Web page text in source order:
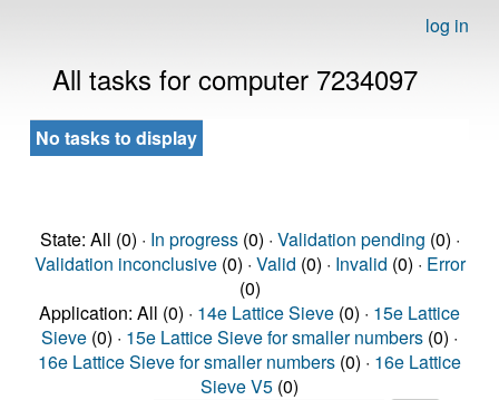
log in
All tasks for computer 7234097
No tasks to display
State: All (0) · In progress(0) · Validation pending (0) ·
Validation inconclusive(0) · Valid (0) · Invalid (0) · Error
(0)
Application: All (0) · 14e Lattice Sieve (0) · 15e Lattice
Sieve (0) · 15e Lattice Sieve for smaller numbers (0) ·
16e Lattice Sieve for smaller numbers (0) · 16e Lattice
Sieve V5 (0)